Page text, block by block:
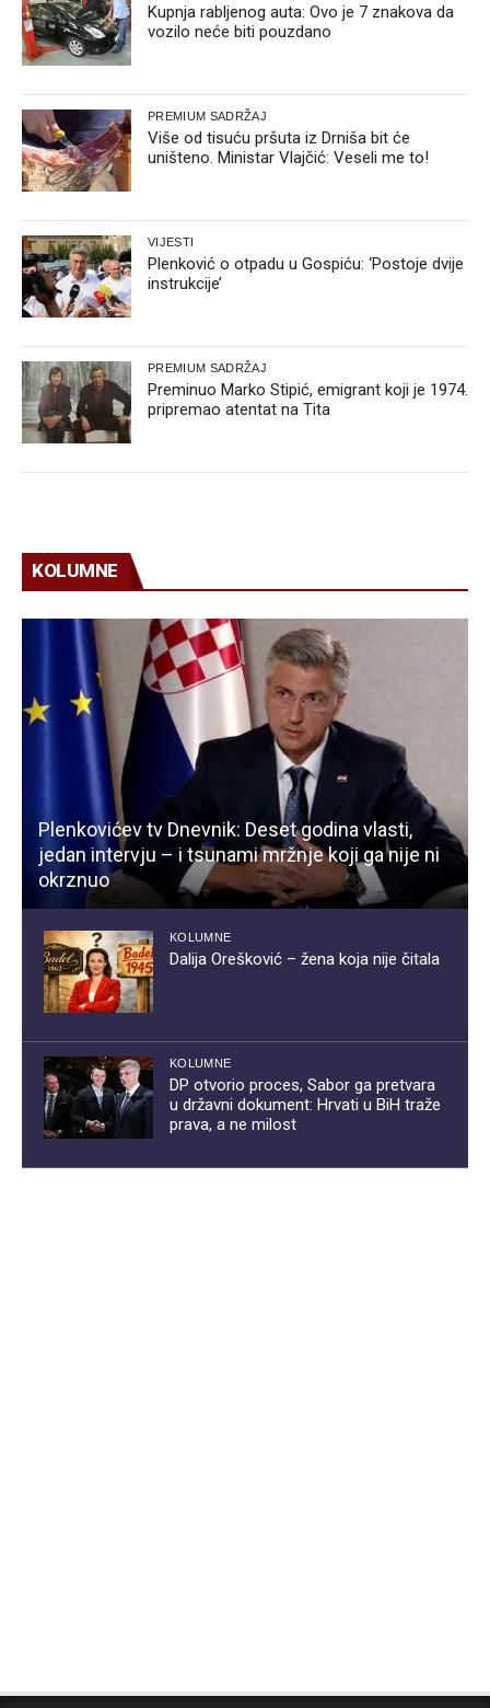
Kupnja rabljenog auta: Ovo je 7 znakova da
vozilo neće biti pouzdano
PREMIUM SADRŽAJ
Više od tisuću pršuta iz Drniša bit će
uništeno. Ministar Vlajčić: Veseli me to!
VIJESTI
Plenković o otpadu u Gospiću: ‘Postoje dvije
instrukcije’
PREMIUM SADRŽAJ
Preminuo Marko Stipić, emigrant koji je 1974.
pripremao atentat na Tita
KOLUMNE
Plenkovićev tv Dnevnik: Deset godina vlasti,
jedan intervju – i tsunami mržnje koji ga nije ni
okrznuo
KOLUMNE
Dalija Orešković – žena koja nije čitala
KOLUMNE
DP otvorio proces, Sabor ga pretvara
u državni dokument: Hrvati u BiH traže
prava, a ne milost